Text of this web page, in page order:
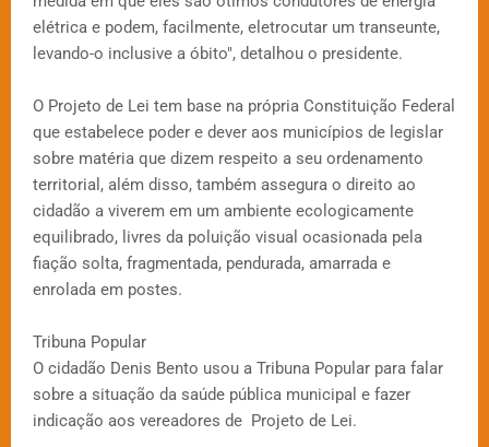
elétrica e podem, facilmente, eletrocutar um transeunte,
levando-o inclusive a óbito", detalhou o presidente.
O Projeto de Lei tem base na própria Constituição Federal
que estabelece poder e dever aos municípios de legislar
sobre matéria que dizem respeito a seu ordenamento
territorial, além disso, também assegura o direito ao
cidadão a viverem em um ambiente ecologicamente
equilibrado, livres da poluição visual ocasionada pela
fiação solta, fragmentada, pendurada, amarrada e
enrolada em postes.
Tribuna Popular
O cidadão Denis Bento usou a Tribuna Popular para falar
sobre a situação da saúde pública municipal e fazer
indicação aos vereadores de Projeto de Lei.